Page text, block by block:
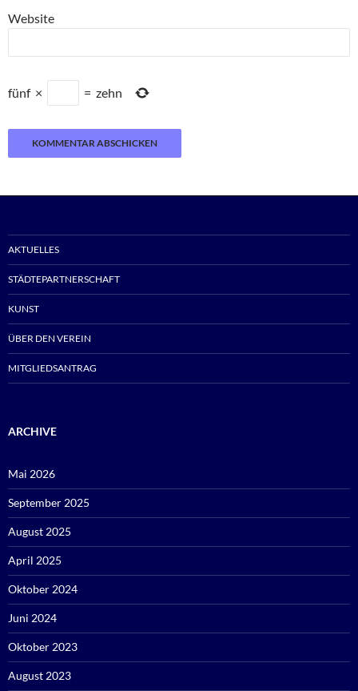
Website
fünf × = zehn
AKTUELLES
STÄDTEPARTNERSCHAFT
KUNST
ÜBER DEN VEREIN
MITGLIEDSANTRAG
ARCHIVE
Mai 2026
September 2025
August 2025
April 2025
Oktober 2024
Juni 2024
Oktober 2023
August 2023